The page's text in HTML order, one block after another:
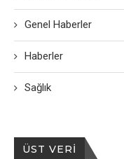
Genel Haberler
Haberler
Sağlık
ÜST VERI